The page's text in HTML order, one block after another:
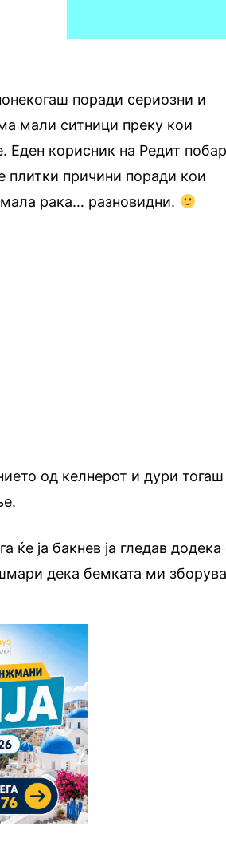
поради сериозни и
мали ситници преку кои
Еден корисник на Редит
плитки причини поради кои
рака… разновидни.
од келнерот и дури тогаш
ќе ја бакнев ја гледав додека
дека бемката ми